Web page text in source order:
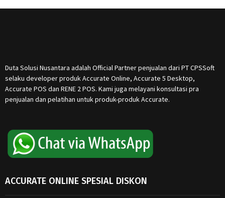
Duta Solusi Nusantara adalah Official Partner penjualan dari PT CPSSoft
selaku developer produk Accurate Online, Accurate 5 Desktop,
Accurate POS dan RENE 2 POS. Kami juga melayani konsultasi pra
penjualan dan pelatihan untuk produk-produk Accurate.
ACCURATE ONLINE SPESIAL DISKON